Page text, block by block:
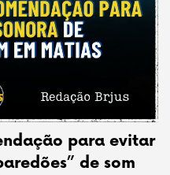
para evitar
de som